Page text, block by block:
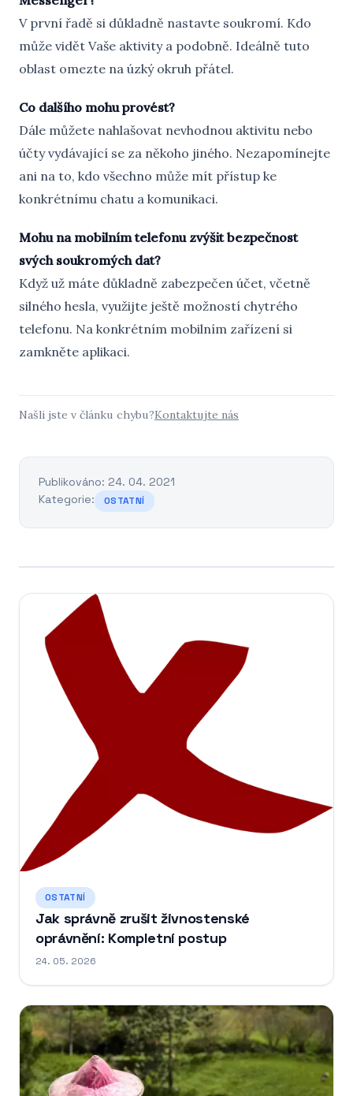
V první řadě si důkladně nastavte soukromí. Kdo
může vidět Vaše aktivity a podobně. Ideálně tuto
oblast omezte na úzký okruh přátel.
Co dalšího mohu provést?
Dále můžete nahlašovat nevhodnou aktivitu nebo
účty vydávající se za někoho jiného. Nezapomínejte
ani na to, kdo všechno může mít přístup ke
konkrétnímu chatu a komunikaci.
Mohu na mobilním telefonu zvýšit bezpečnost
svých soukromých dat?
Když už máte důkladně zabezpečen účet, včetně
silného hesla, využijte ještě možností chytrého
telefonu. Na konkrétním mobilním zařízení si
zamkněte aplikaci.
Našli jste v článku chybu?Kontaktujte nás
Publikováno: 24. 04. 2021
Kategorie:
OSTATNÍ
OSTATNÍ
Jak správně zrušit živnostenské
oprávnění: Kompletní postup
24. 05. 2026